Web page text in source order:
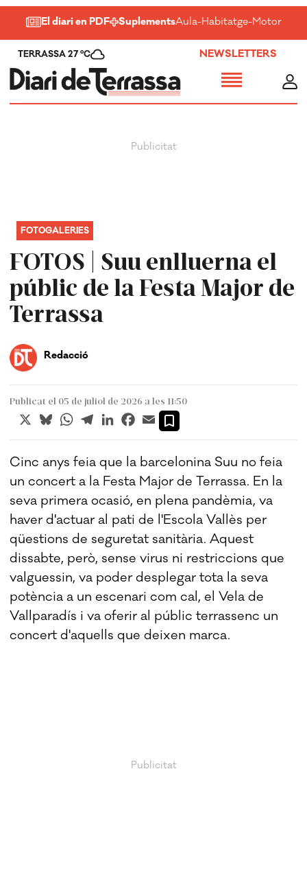
El diari en PDF SuplementsAula-Habitatge-Motor-
TERRASSA 27 ºC NEWSLETTERS
FOTOS | Suu enlluerna el
públic de la Festa Major de
Terrassa
FOTOGALERIES
Redacció
Publicat el 05 de juliol de 2026 a les 11:50
X BlueskyWhatsApp
TelegramLinkedInFacebook
Email
Cinc anys feia que la barcelonina Suu no feia
un concert a la Festa Major de Terrassa. En la
seva primera ocasió, en plena pandèmia, va
haver d'actuar al pati de l'Escola Vallès per
qüestions de seguretat sanitària. Aquest
dissabte, però, sense virus ni restriccions que
valguessin, va poder desplegar tota la seva
potència a un escenari com cal, el Vela de
Vallparadís i va oferir al públic terrassenc un
concert d'aquells que deixen marca.